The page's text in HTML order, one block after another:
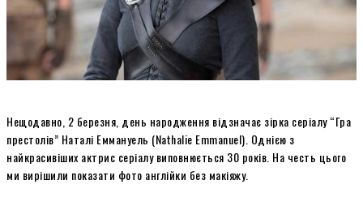
Нещодавно, 2 березня, день народження відзначає зірка серіалу “Гра
престолів” Наталі Еммануель (Nathalie Emmanuel). Однією з
найкрасивіших актрис серіалу виповнюється 30 років. На честь цього
ми вирішили показати фото англійки без макіяжу.